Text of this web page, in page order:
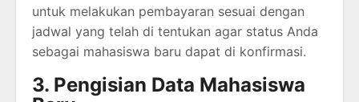
untuk melakukan pembayaran sesuai dengan
jadwal yang telah di tentukan agar status Anda
sebagai mahasiswa baru dapat di konfirmasi.
3. Pengisian Data Mahasiswa